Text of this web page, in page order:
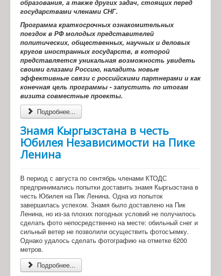
образования, а также других задач, стоящих перед
государствами членами СНГ.
Программа краткосрочных ознакомительных
поездок в РФ молодых представителей
политических, общественных, научных и деловых
кругов иностранных государств, в которой
представляется уникальная возможность увидеть
своими глазами Россию, наладить новые
эффективные связи с российскими партнерами и как
конечная цель программы - запустить по итогам
визита совместные проекты.
Подробнее...
Знамя Кыргызстана в честь
Юбилея Независимости на Пике
Ленина
В период с августа по сентябрь членами КТОДС
предпринимались попытки доставить знамя Кыргызстана в
честь Юбилея на Пик Ленина. Одна из попыток
завершилась успехом. Знамя было доставлено на Пик
Ленина, но из-за плохих погодных условий не получилось
сделать фото непосредственно на месте: обильный снег и
сильный ветер не позволили осуществить фотосъемку.
Однако удалось сделать фотографию на отметке 6200
метров.
Подробнее...